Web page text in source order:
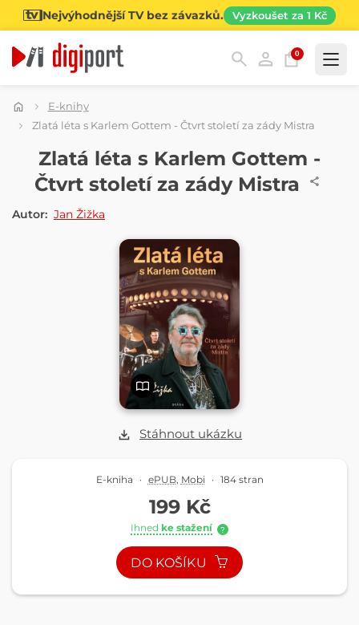
Nejvýhodnější TV bez závazků. Vyzkoušet za 1 Kč
0
Kategorie
E-knihy
Zlatá léta s Karlem Gottem - Čtvrt století za zády Mistra
Stáhnout ukázku
E-KNIHAZlatá léta s Karlem Gottem -
Čtvrt století za zády Mistra
Autor: Jan Žižka
E-kniha · ePUB, Mobi · 184 stran
199 Kč
Ihned ke stažení ?
DO KOŠÍKU